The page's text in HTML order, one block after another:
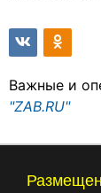
Важные и
"ZAB.RU"